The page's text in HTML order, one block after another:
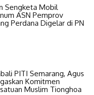
Sengketa Mobil
ASN Pemprov
Perdana Digelar di PN
PITI Semarang, Agus
Komitmen
Muslim Tionghoa